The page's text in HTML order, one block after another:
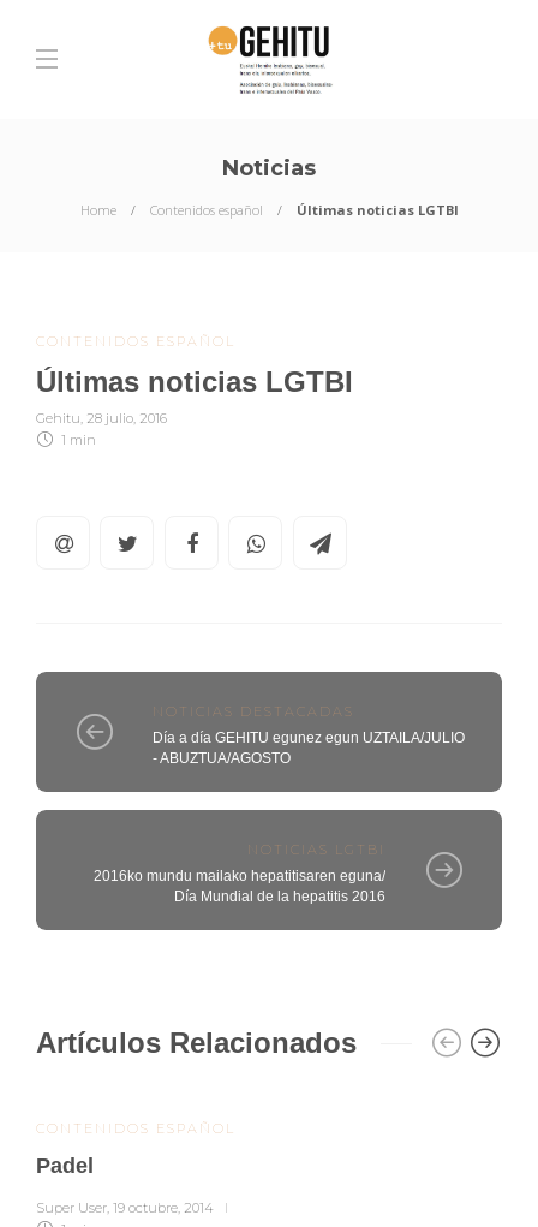
Noticias
Home Contenidos español Últimas noticias LGTBI
CONTENIDOS ESPAÑOL
Últimas noticias LGTBI
Gehitu, 28 julio, 2016
1 min
NOTICIAS DESTACADAS
Día a día GEHITU egunez egun UZTAILA/JULIO
- ABUZTUA/AGOSTO
NOTICIAS LGTBI
2016ko mundu mailako hepatitisaren eguna/
Día Mundial de la hepatitis 2016
Artículos Relacionados
CONTENIDOS ESPAÑOL
Padel
Super User, 19 octubre, 2014